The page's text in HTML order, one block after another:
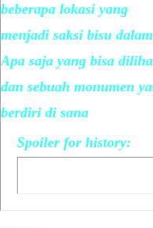
beberapa lokasi yang
menjadi saksi bisu
Apa saja yang bisa
dan sebuah monumen
berdiri di sana
Spoiler for history: